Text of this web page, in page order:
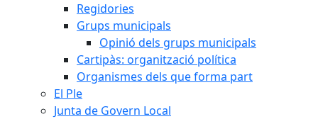
Regidories
Grups municipals
Opinió dels grups municipals
Cartipàs: organització política
Organismes dels que forma part
El Ple
Junta de Govern Local